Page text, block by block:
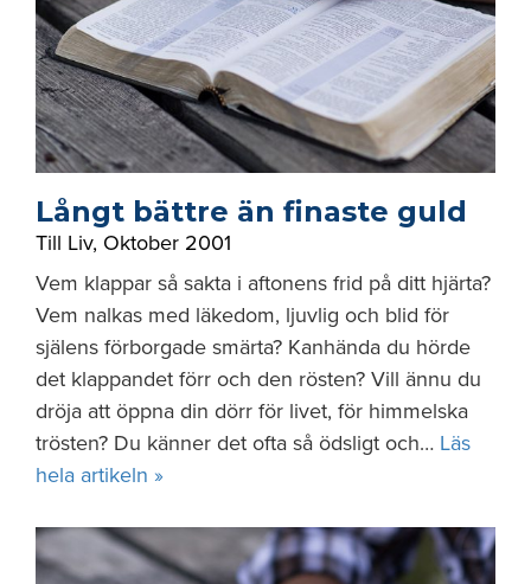
Långt bättre än finaste guld
Till Liv, Oktober 2001
Vem klappar så sakta i aftonens frid på ditt hjärta?
Vem nalkas med läkedom, ljuvlig och blid för
själens förborgade smärta? Kanhända du hörde
det klappandet förr och den rösten? Vill ännu du
dröja att öppna din dörr för livet, för himmelska
trösten? Du känner det ofta så ödsligt och… Läs
hela artikeln »